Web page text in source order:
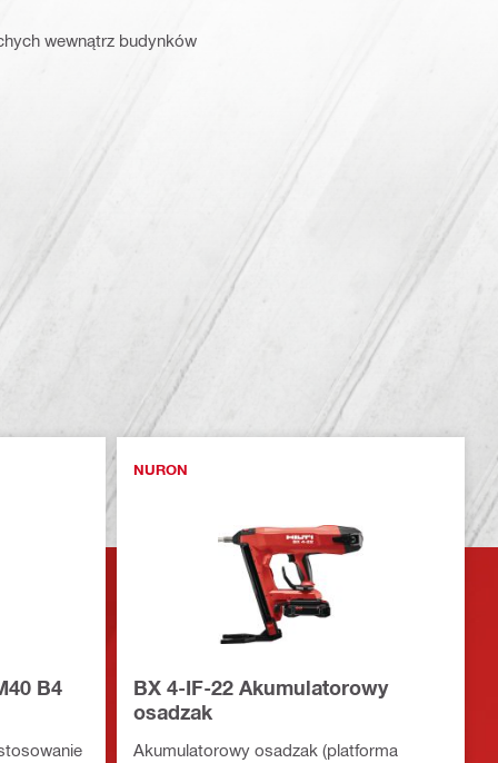
wewnątrz budynków
B4
NURON
BX 4-IF-22 Akumulatorowy
osadzak
Akumulatorowy osadzak (platforma